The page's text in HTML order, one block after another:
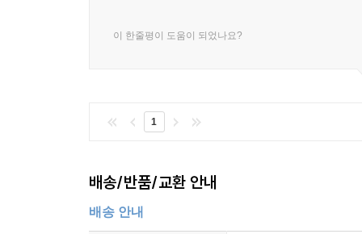
이 한줄평이 도움이 되었나요?
1
배송/반품/교환 안내
배송 안내